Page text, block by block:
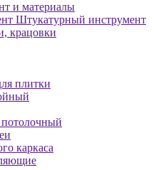
и материалы
Штукатурный инструмент
крацовки
плитки
каркаса